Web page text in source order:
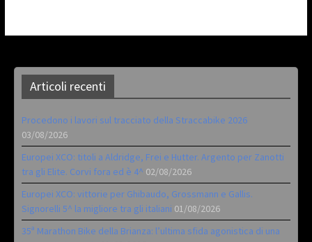
Articoli recenti
Procedono i lavori sul tracciato della Straccabike 2026
03/08/2026
Europei XCO: titoli a Aldridge, Frei e Hutter. Argento per Zanotti
tra gli Elite. Corvi fora ed è 4^ 02/08/2026
Europei XCO: vittorie per Ghibaudo, Grossmann e Gallis.
Signorelli 5^ la migliore tra gli italiani 01/08/2026
35ª Marathon Bike della Brianza: l’ultima sfida agonistica di una